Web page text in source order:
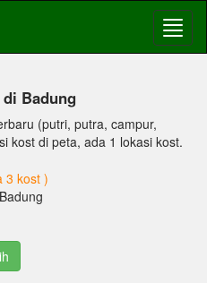
Badung
(putri, putra, campur,
kost di peta, ada 1 lokasi kost.
3 kost )